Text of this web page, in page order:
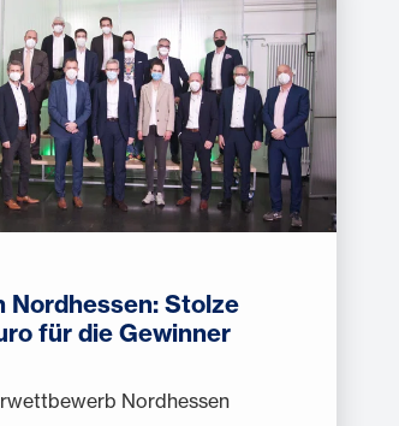
Nordhessen: Stolze
für die Gewinner
Nordhessen